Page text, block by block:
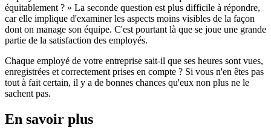
équitablement ? » La seconde question est plus difficile à répondre,
car elle implique d'examiner les aspects moins visibles de la façon
dont on manage son équipe. C'est pourtant là que se joue une grande
partie de la satisfaction des employés.
Chaque employé de votre entreprise sait-il que ses heures sont vues,
enregistrées et correctement prises en compte ? Si vous n'en êtes pas
tout à fait certain, il y a de bonnes chances qu'eux non plus ne le
sachent pas.
En savoir plus